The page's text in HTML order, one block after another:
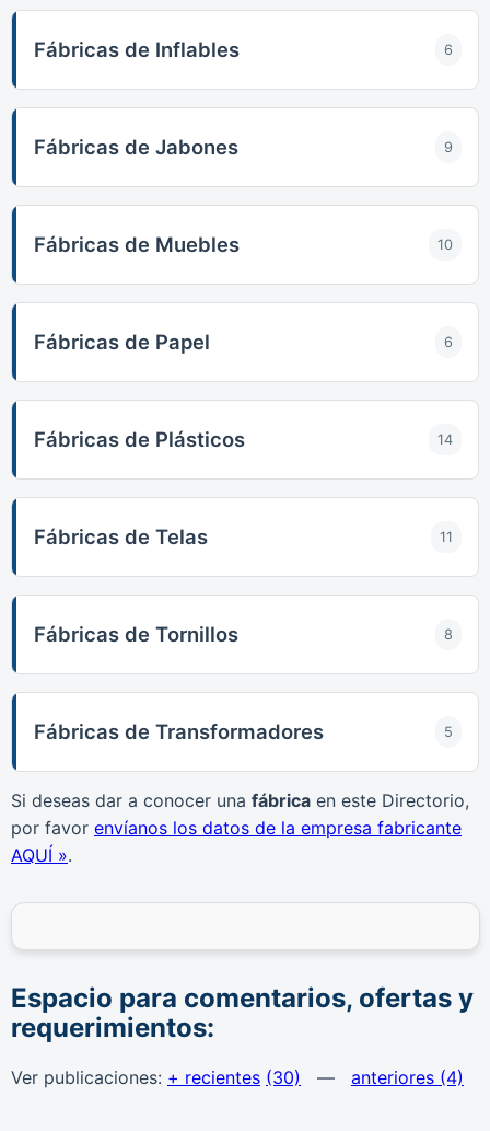
Fábricas de Inflables 6
Fábricas de Jabones 9
Fábricas de Muebles 10
Fábricas de Papel 6
Fábricas de Plásticos 14
Fábricas de Telas 11
Fábricas de Tornillos 8
Fábricas de Transformadores 5
Si deseas dar a conocer una fábrica en este Directorio,
por favor envíanos los datos de la empresa fabricante
AQUÍ ».
Espacio para comentarios, ofertas y
requerimientos:
Ver publicaciones: + recientes (30) — anteriores (4)